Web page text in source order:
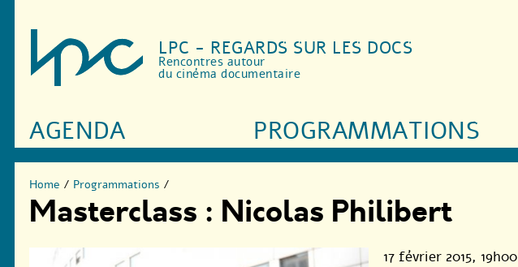
LPC - REGARDS SUR LES DOCS
Rencontres autour
du cinéma documentaire
AGENDA PROGRAMMATIONS
Home / Programmations /
Masterclass : Nicolas Philibert
17 février 2015, 19h00